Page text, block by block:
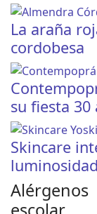
La araña
cordobesa
su fiesta
Skincare
luminosidad